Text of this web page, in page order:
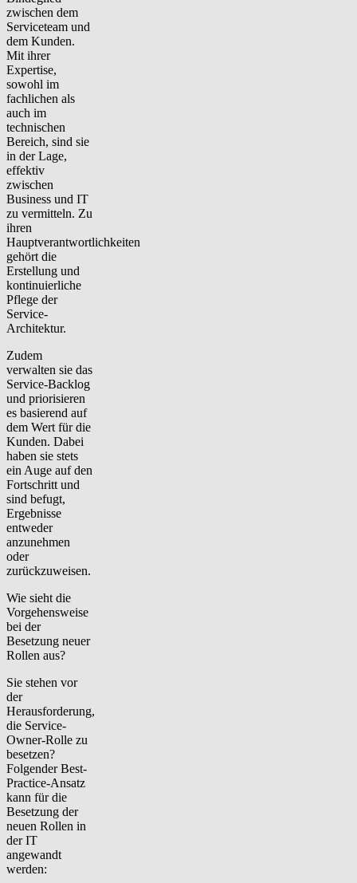
zwischen dem
Serviceteam und
dem Kunden.
Mit ihrer
Expertise,
sowohl im
fachlichen als
auch im
technischen
Bereich, sind sie
in der Lage,
effektiv
zwischen
Business und IT
zu vermitteln. Zu
ihren
Hauptverantwortlichkeiten
gehört die
Erstellung und
kontinuierliche
Pflege der
Service-
Architektur.
Zudem
verwalten sie das
Service-Backlog
und priorisieren
es basierend auf
dem Wert für die
Kunden. Dabei
haben sie stets
ein Auge auf den
Fortschritt und
sind befugt,
Ergebnisse
entweder
anzunehmen
oder
zurückzuweisen.
Wie sieht die
Vorgehensweise
bei der
Besetzung neuer
Rollen aus?
Sie stehen vor
der
Herausforderung,
die Service-
Owner-Rolle zu
besetzen?
Folgender Best-
Practice-Ansatz
kann für die
Besetzung der
neuen Rollen in
der IT
angewandt
werden: